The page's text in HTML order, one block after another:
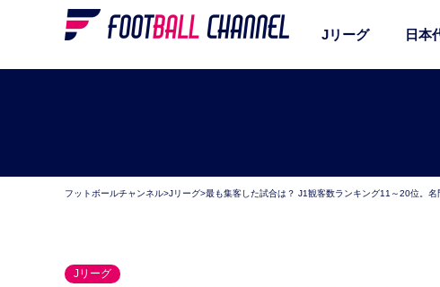
Jリーグ 日本
フットボールチャンネル>Jリーグ>最も集客した試合は？ J1観客数ランキング11～20位。
Jリーグ